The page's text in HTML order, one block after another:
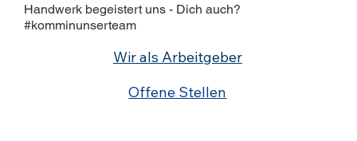
Handwerk begeistert uns - Dich auch?
#komminunserteam
Wir als Arbeitgeber
Offene Stellen